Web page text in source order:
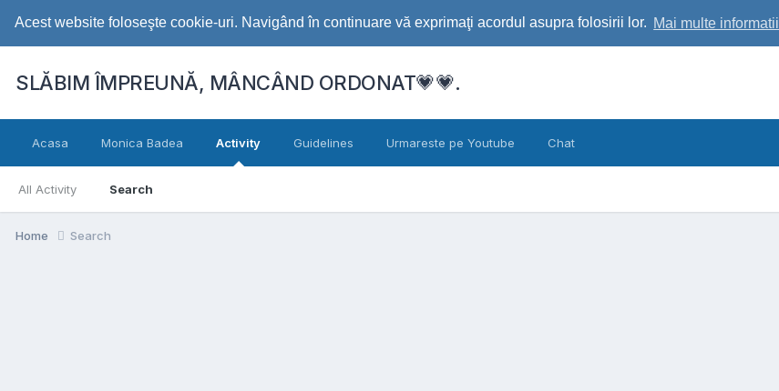
Acest website foloseşte cookie-uri. Navigând în continuare vă exprimaţi acordul asupra folosirii lor. Mai multe informatii
SLĂBIM ÎMPREUNĂ, MÂNCÂND ORDONAT💗💗.
Acasa Monica Badea Activity
All Activity Search
Guidelines Urmareste pe Youtube Chat
Home Search